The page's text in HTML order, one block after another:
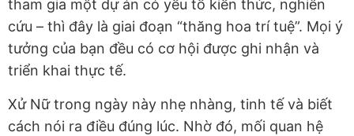
tham gia một dự án có yếu tố kiến thức, nghiên
cứu – thì đây là giai đoạn “thăng hoa trí tuệ”. Mọi ý
tưởng của bạn đều có cơ hội được ghi nhận và
triển khai thực tế.
Xử Nữ trong ngày này nhẹ nhàng, tinh tế và biết
cách nói ra điều đúng lúc. Nhờ đó, mối quan hệ